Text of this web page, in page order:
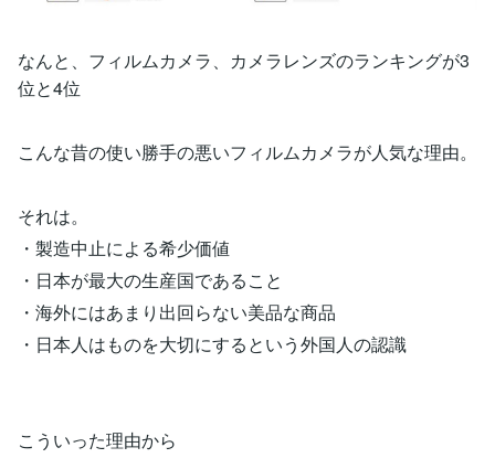
なんと、フィルムカメラ、カメラレンズのランキングが3
位と4位
こんな昔の使い勝手の悪いフィルムカメラが人気な理由。
それは。
・製造中止による希少価値
・日本が最大の生産国であること
・海外にはあまり出回らない美品な商品
・日本人はものを大切にするという外国人の認識
こういった理由から